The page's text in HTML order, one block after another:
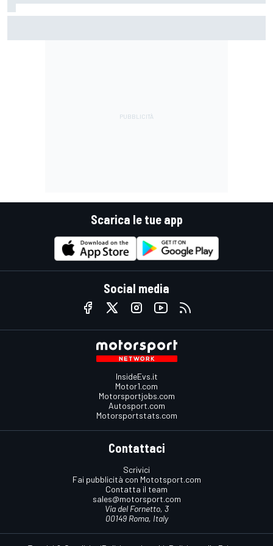
Scarica le tue app
Social media
InsideEvs.it
Motor1.com
Motorsportjobs.com
Autosport.com
Motorsportstats.com
Contattaci
Scrivici
Fai pubblicità con Mototsport.com
Contatta il team
sales@motorsport.com
Via del Fornetto, 3
00149 Roma, Italy